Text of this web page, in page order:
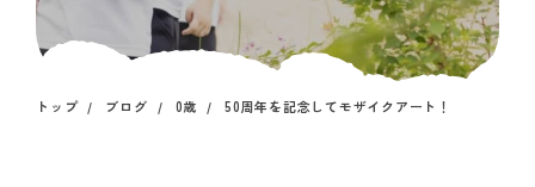
トップ ブログ 0歳 50周年を記念してモザイクアート！